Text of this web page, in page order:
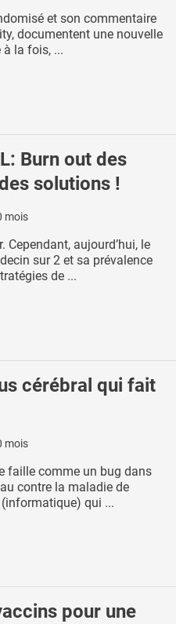
et son commentaire
documentent une nouvelle
la fois, ...
Burn out des
solutions !
mois
Cependant, aujourd’hui, le
sur 2 et sa prévalence
de ...
cérébral qui fait
mois
faille comme un bug dans
contre la maladie de
qui ...
pour une